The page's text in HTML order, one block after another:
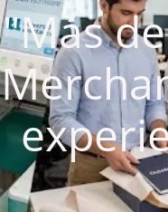
"Más